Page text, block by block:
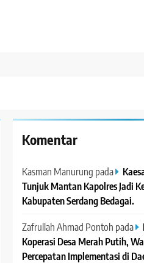
Komentar
Kasman Manurung pada
Tunjuk Mantan Kapolres Jadi
Kabupaten Serdang Bedagai. ‎ ‎
Zafrullah Ahmad Pontoh pada
Koperasi Desa Merah Putih,
Percepatan Implementasi di